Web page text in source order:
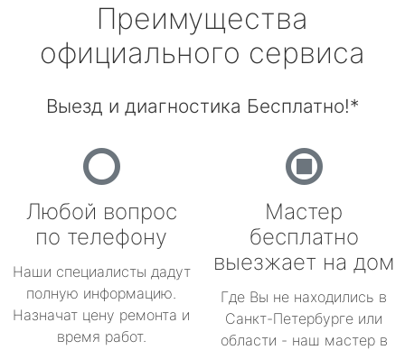
Преимущества
официального сервиса
Выезд и диагностика Бесплатно!*
Любой вопрос
по телефону
Наши специалисты дадут
полную информацию.
Назначат цену ремонта и
время работ.
Мастер
бесплатно
выезжает на дом
Где Вы не находились в
Санкт-Петербурге или
области - наш мастер в